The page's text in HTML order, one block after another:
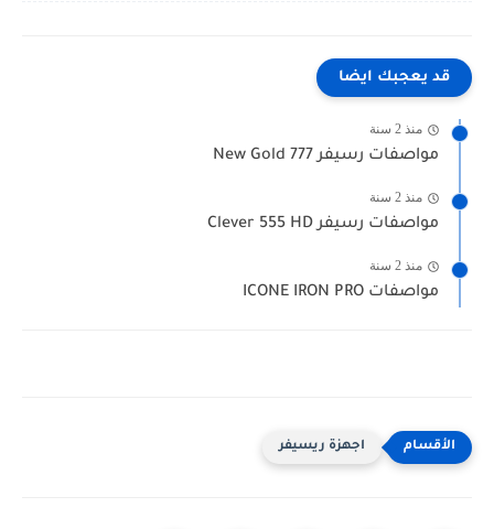
قد يعجبك ايضا
منذ 2 سنة
مواصفات رسيفر New Gold 777
منذ 2 سنة
مواصفات رسيفر Clever 555 HD
منذ 2 سنة
مواصفات ICONE IRON PRO
اجهزة ريسيفر